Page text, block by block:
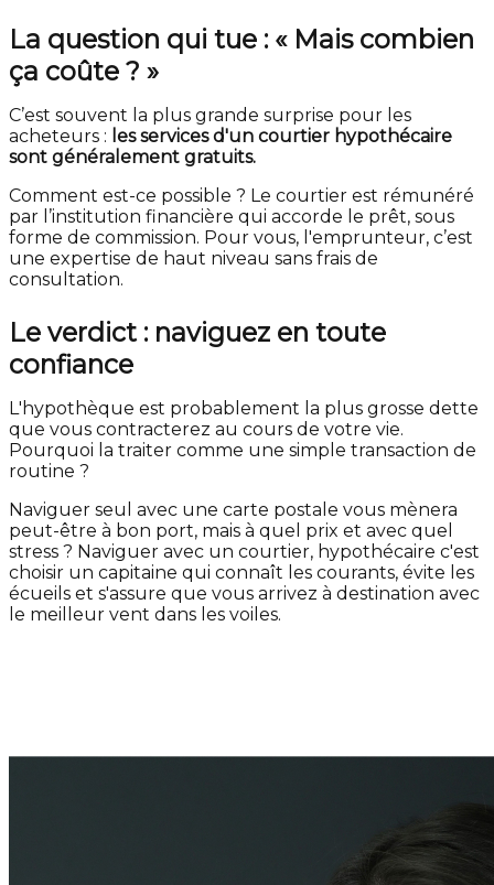
La question qui tue : « Mais combien
ça coûte ? »
C’est souvent la plus grande surprise pour les
acheteurs : les services d'un courtier hypothécaire
sont généralement gratuits.
Comment est-ce possible ? Le courtier est rémunéré
par l’institution financière qui accorde le prêt, sous
forme de commission. Pour vous, l'emprunteur, c’est
une expertise de haut niveau sans frais de
consultation.
Le verdict : naviguez en toute
confiance
L'hypothèque est probablement la plus grosse dette
que vous contracterez au cours de votre vie.
Pourquoi la traiter comme une simple transaction de
routine ?
Naviguer seul avec une carte postale vous mènera
peut-être à bon port, mais à quel prix et avec quel
stress ? Naviguer avec un courtier, hypothécaire c'est
choisir un capitaine qui connaît les courants, évite les
écueils et s'assure que vous arrivez à destination avec
le meilleur vent dans les voiles.